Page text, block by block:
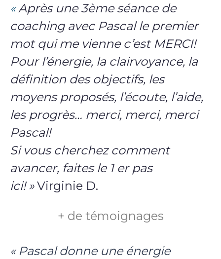
«Après une 3ème séance de
coaching avec Pascal le premier
mot qui me vienne c’est MERCI!
Pour l’énergie, la clairvoyance, la
définition des objectifs, les
moyens proposés, l’écoute, l’aide,
les progrès… merci, merci, merci
Pascal!
Si vous cherchez comment
avancer, faites le 1 er pas
ici! »Virginie D.
+ de témoignages
« Pascal donne une énergie